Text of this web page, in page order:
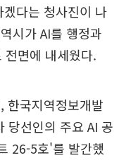
다는 청사진이 나
시가 AI를 행정과
전면에 내세웠다.
한국지역정보개발
당선인의 주요 AI 공
26-5호'를 발간했